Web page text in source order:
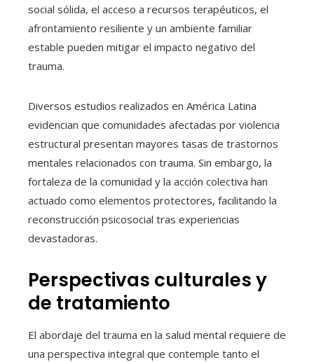
social sólida, el acceso a recursos terapéuticos, el
afrontamiento resiliente y un ambiente familiar
estable pueden mitigar el impacto negativo del
trauma.
Diversos estudios realizados en América Latina
evidencian que comunidades afectadas por violencia
estructural presentan mayores tasas de trastornos
mentales relacionados con trauma. Sin embargo, la
fortaleza de la comunidad y la acción colectiva han
actuado como elementos protectores, facilitando la
reconstrucción psicosocial tras experiencias
devastadoras.
Perspectivas culturales y
de tratamiento
El abordaje del trauma en la salud mental requiere de
una perspectiva integral que contemple tanto el